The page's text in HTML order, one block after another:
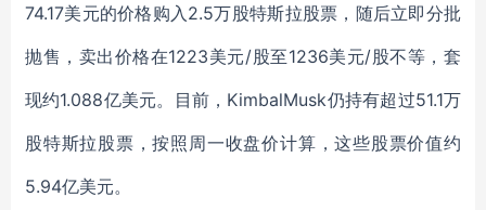
74.17美元的价格购入2.5万股特斯拉股票，随后立即分批
抛售，卖出价格在1223美元/股至1236美元/股不等，套
现约1.088亿美元。目前，KimbalMusk仍持有超过51.1万
股特斯拉股票，按照周一收盘价计算，这些股票价值约
5.94亿美元。